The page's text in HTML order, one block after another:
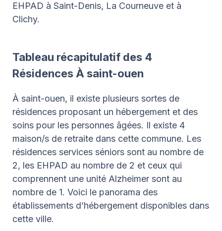
EHPAD à Saint-Denis, La Courneuve et à
Clichy.
Tableau récapitulatif des 4
Résidences À saint-ouen
À saint-ouen, il existe plusieurs sortes de
résidences proposant un hébergement et des
soins pour les personnes âgées. Il existe 4
maison/s de retraite dans cette commune. Les
résidences services séniors sont au nombre de
2, les EHPAD au nombre de 2 et ceux qui
comprennent une unité Alzheimer sont au
nombre de 1. Voici le panorama des
établissements d’hébergement disponibles dans
cette ville.